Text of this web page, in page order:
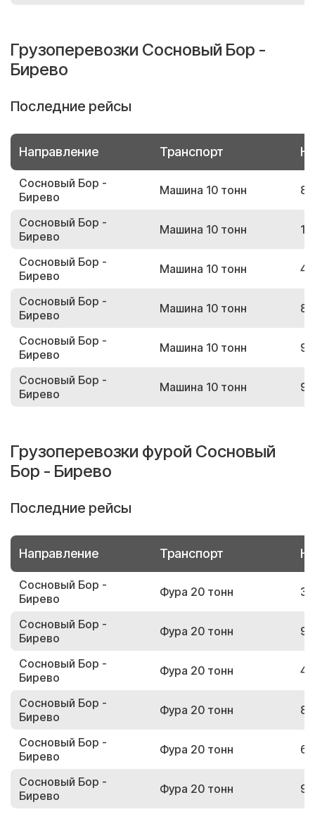
Грузоперевозки Сосновый Бор -
Бирево
Последние рейсы
Направление Транспорт
Сосновый Бор -
Бирево
Машина 10 тонн
Сосновый Бор -
Бирево
Машина 10 тонн
Сосновый Бор -
Бирево
Машина 10 тонн
Сосновый Бор -
Бирево
Машина 10 тонн
Сосновый Бор -
Бирево
Машина 10 тонн
Сосновый Бор -
Бирево
Машина 10 тонн
Грузоперевозки фурой Сосновый
Бор - Бирево
Последние рейсы
Направление Транспорт
Сосновый Бор -
Бирево
Фура 20 тонн
Сосновый Бор -
Бирево
Фура 20 тонн
Сосновый Бор -
Бирево
Фура 20 тонн
Сосновый Бор -
Бирево
Фура 20 тонн
Сосновый Бор -
Бирево
Фура 20 тонн
Сосновый Бор -
Бирево
Фура 20 тонн